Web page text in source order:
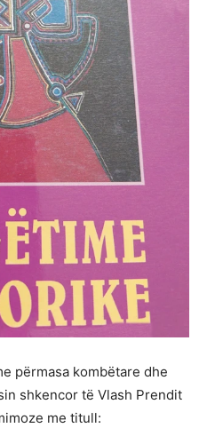
përmasa kombëtare dhe
shkencor të Vlash Prendit
me titull: